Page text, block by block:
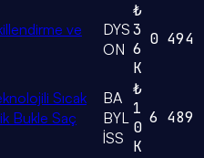
ve
DYS
ON
₺
3
6
K
0 494
Sıcak
Bukle Saç
BA
BYL
İSS
₺
1
0
K
6 489